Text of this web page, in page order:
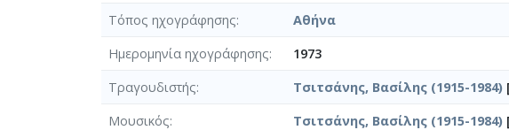
Τόπος ηχογράφησης
Αθήνα
Ημερομηνία ηχογράφησης
1973
Τραγουδιστής
Τσιτσάνης, Βασίλης (1915-1984)
Μουσικός
Τσιτσάνης, Βασίλης (1915-1984)